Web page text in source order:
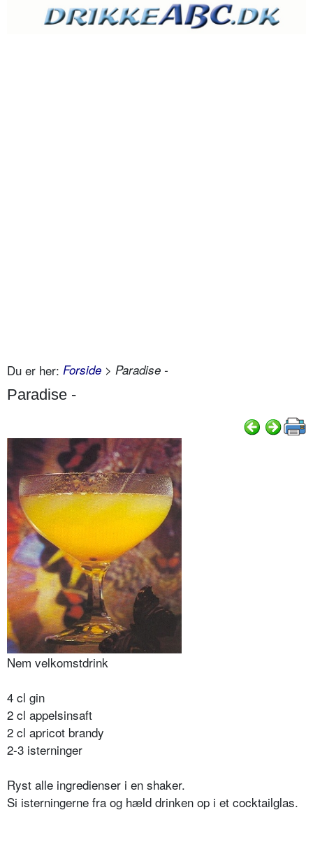
Du er her: Forside > Paradise -
Paradise -
Nem velkomstdrink
4 cl gin
2 cl appelsinsaft
2 cl apricot brandy
2-3 isterninger
Ryst alle ingredienser i en shaker.
Si isterningerne fra og hæld drinken op i et cocktailglas.